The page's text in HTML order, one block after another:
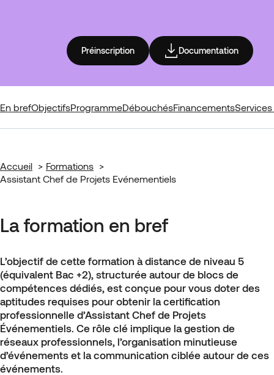
Préinscription Documentation
En brefObjectifsProgrammeDébouchésFinancements
Accueil
Formations
Assistant Chef de Projets Evénementiels
La formation en bref
L’objectif de cette formation à distance de niveau 5
(équivalent Bac +2), structurée autour de blocs de
compétences dédiés, est conçue pour vous doter des
aptitudes requises pour obtenir la certification
professionnelle d’Assistant Chef de Projets
Événementiels. Ce rôle clé implique la gestion de
réseaux professionnels, l’organisation minutieuse
d’événements et la communication ciblée autour de ces
événements.